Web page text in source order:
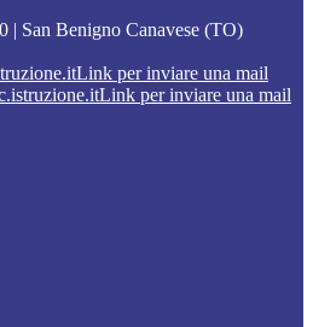
| San Benigno Canavese (TO)
Link per inviare una mail
Link per inviare una mail